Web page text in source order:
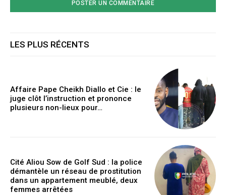
LES PLUS RÉCENTS
Affaire Pape Cheikh Diallo et Cie : le
juge clôt l’instruction et prononce
plusieurs non-lieux pour…
Cité Aliou Sow de Golf Sud : la police
démantèle un réseau de prostitution
dans un appartement meublé, deux
femmes arrêtées